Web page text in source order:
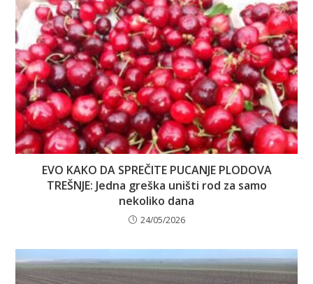
EVO KAKO DA SPREČITE PUCANJE PLODOVA
TREŠNJE: Jedna greška uništi rod za samo
nekoliko dana
24/05/2026